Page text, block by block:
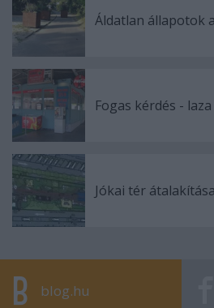
Áldatlan állapotok
Fogas kérdés -
Jókai tér
blog.hu